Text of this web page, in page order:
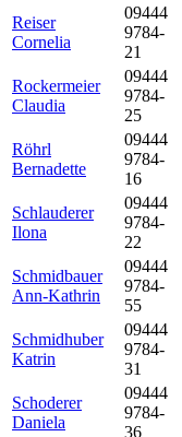
Reiser
Cornelia
09444
9784-
21
Rockermeier
Claudia
09444
9784-
25
Röhrl
Bernadette
09444
9784-
16
Schlauderer
Ilona
09444
9784-
22
Schmidbauer
Ann-Kathrin
09444
9784-
55
Schmidhuber
Katrin
09444
9784-
31
Schoderer
Daniela
09444
9784-
36